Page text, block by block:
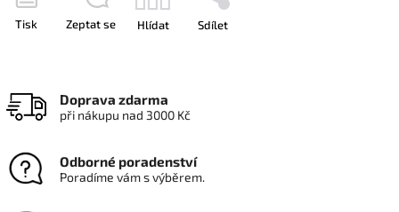
Tisk Zeptat se Hlídat Sdílet
Doprava zdarma
při nákupu nad 3000 Kč
Odborné poradenství
Poradíme vám s výběrem.